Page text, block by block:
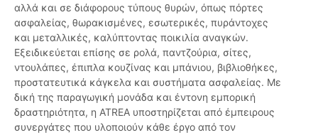
αλλά και σε διάφορους τύπους θυρών, όπως πόρτες
ασφαλείας, θωρακισμένες, εσωτερικές, πυράντοχες
και μεταλλικές, καλύπτοντας ποικιλία αναγκών.
Εξειδικεύεται επίσης σε ρολά, παντζούρια, σίτες,
ντουλάπες, έπιπλα κουζίνας και μπάνιου, βιβλιοθήκες,
προστατευτικά κάγκελα και συστήματα ασφαλείας. Με
δική της παραγωγική μονάδα και έντονη εμπορική
δραστηριότητα, η ATREA υποστηρίζεται από έμπειρους
συνεργάτες που υλοποιούν κάθε έργο από τον